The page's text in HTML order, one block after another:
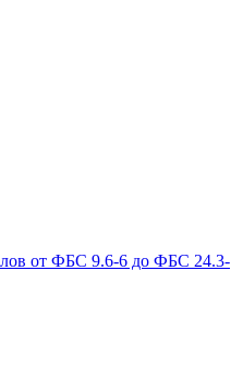
от ФБС 9.6-6 до ФБС 24.3-